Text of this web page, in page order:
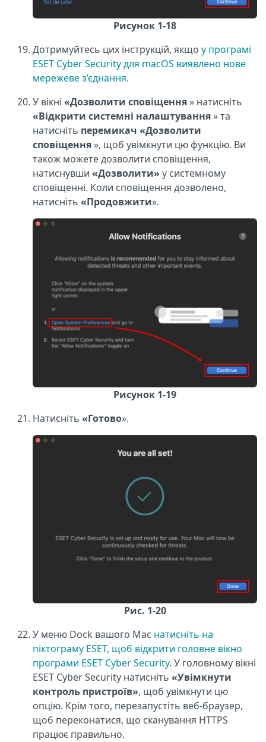
Рисунок 1-18
Дотримуйтесь цих інструкцій, якщо у програмі
ESET Cyber Security для macOS виявлено нове
мережеве з’єднання.
У вікні «Дозволити сповіщення» натисніть
«Відкрити системні налаштування» та
натисніть перемикач «Дозволити
сповіщення», щоб увімкнути цю функцію. Ви
також можете дозволити сповіщення,
натиснувши «Дозволити» у системному
сповіщенні. Коли сповіщення дозволено,
натисніть «Продовжити».
Рисунок 1-19
Натисніть «Готово».
Рис. 1-20
У меню Dock вашого Mac натисніть на
піктограму ESET, щоб відкрити головне вікно
програми ESET Cyber Security. У головному вікні
ESET Cyber Security натисніть «Увімкнути
контроль пристроїв», щоб увімкнути цю
опцію. Крім того, перезапустіть веб-браузер,
щоб переконатися, що сканування HTTPS
працює правильно.